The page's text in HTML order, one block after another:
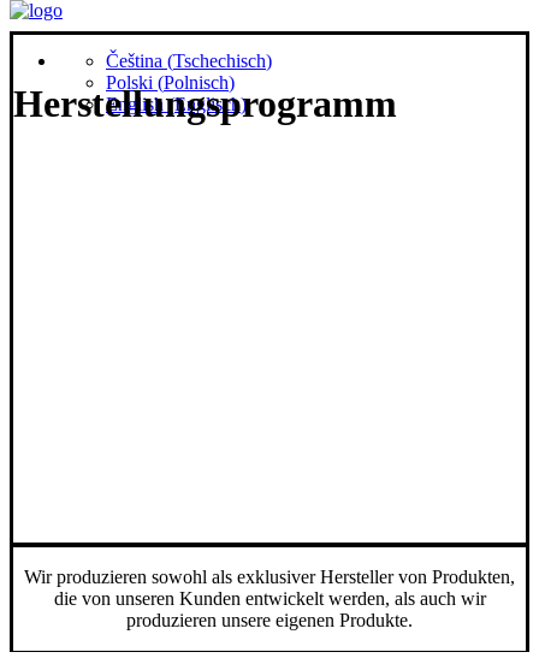
Čeština (Tschechisch)
Polski (Polnisch)
English(Englisch)
Herstellungsprogramm
Wir produzieren sowohl als exklusiver Hersteller von Produkten,
die von unseren Kunden entwickelt werden, als auch wir
produzieren unsere eigenen Produkte.